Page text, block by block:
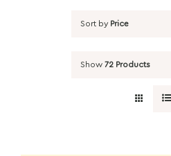
Sort by Price
Show 72 Products